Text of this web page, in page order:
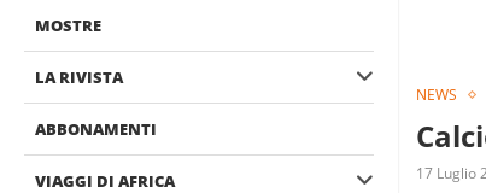
MOSTRE
LA RIVISTA
ABBONAMENTI
VIAGGI DI AFRICA
NEWS
17 Luglio